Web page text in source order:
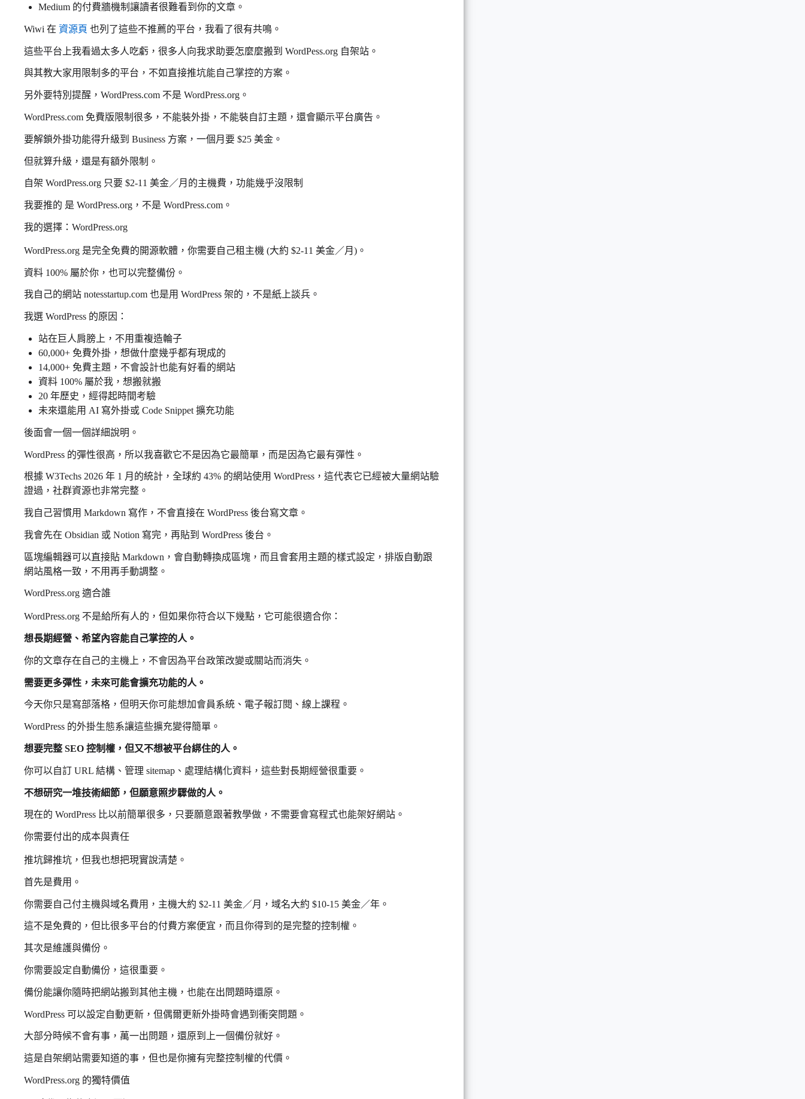
Medium 的付費牆機制讓讀者很難看到你的文章。
Wiwi 在 資源頁 也列了這些不推薦的平台，我看了很有共鳴。
這些平台上我看過太多人吃虧，很多人向我求助要怎麼麼搬到 WordPess.org 自架站。
與其教大家用限制多的平台，不如直接推坑能自己掌控的方案。
另外要特別提醒，WordPress.com 不是 WordPress.org。
WordPress.com 免費版限制很多，不能裝外掛，不能裝自訂主題，還會顯示平台廣告。
要解鎖外掛功能得升級到 Business 方案，一個月要 $25 美金。
但就算升級，還是有額外限制。
自架 WordPress.org 只要 $2-11 美金／月的主機費，功能幾乎沒限制
我要推的 是 WordPress.org，不是 WordPress.com。
我的選擇：WordPress.org
WordPress.org 是完全免費的開源軟體，你需要自己租主機 (大約 $2-11 美金／月)。
資料 100% 屬於你，也可以完整備份。
我自己的網站 notesstartup.com 也是用 WordPress 架的，不是紙上談兵。
我選 WordPress 的原因：
站在巨人肩膀上，不用重複造輪子
60,000+ 免費外掛，想做什麼幾乎都有現成的
14,000+ 免費主題，不會設計也能有好看的網站
資料 100% 屬於我，想搬就搬
20 年歷史，經得起時間考驗
未來還能用 AI 寫外掛或 Code Snippet 擴充功能
後面會一個一個詳細說明。
WordPress 的彈性很高，所以我喜歡它不是因為它最簡單，而是因為它最有彈性。
根據 W3Techs 2026 年 1 月的統計，全球約 43% 的網站使用 WordPress，這代表它已經被大量網站驗
證過，社群資源也非常完整。
我自己習慣用 Markdown 寫作，不會直接在 WordPress 後台寫文章。
我會先在 Obsidian 或 Notion 寫完，再貼到 WordPress 後台。
區塊編輯器可以直接貼 Markdown，會自動轉換成區塊，而且會套用主題的樣式設定，排版自動跟
網站風格一致，不用再手動調整。
WordPress.org 適合誰
WordPress.org 不是給所有人的，但如果你符合以下幾點，它可能很適合你：
想長期經營、希望內容能自己掌控的人。
你的文章存在自己的主機上，不會因為平台政策改變或關站而消失。
需要更多彈性，未來可能會擴充功能的人。
今天你只是寫部落格，但明天你可能想加會員系統、電子報訂閱、線上課程。
WordPress 的外掛生態系讓這些擴充變得簡單。
想要完整 SEO 控制權，但又不想被平台綁住的人。
你可以自訂 URL 結構、管理 sitemap、處理結構化資料，這些對長期經營很重要。
不想研究一堆技術細節，但願意照步驟做的人。
現在的 WordPress 比以前簡單很多，只要願意跟著教學做，不需要會寫程式也能架好網站。
你需要付出的成本與責任
推坑歸推坑，但我也想把現實說清楚。
首先是費用。
你需要自己付主機與域名費用，主機大約 $2-11 美金／月，域名大約 $10-15 美金／年。
這不是免費的，但比很多平台的付費方案便宜，而且你得到的是完整的控制權。
其次是維護與備份。
你需要設定自動備份，這很重要。
備份能讓你隨時把網站搬到其他主機，也能在出問題時還原。
WordPress 可以設定自動更新，但偶爾更新外掛時會遇到衝突問題。
大部分時候不會有事，萬一出問題，還原到上一個備份就好。
這是自架網站需要知道的事，但也是你擁有完整控制權的代價。
WordPress.org 的獨特價值